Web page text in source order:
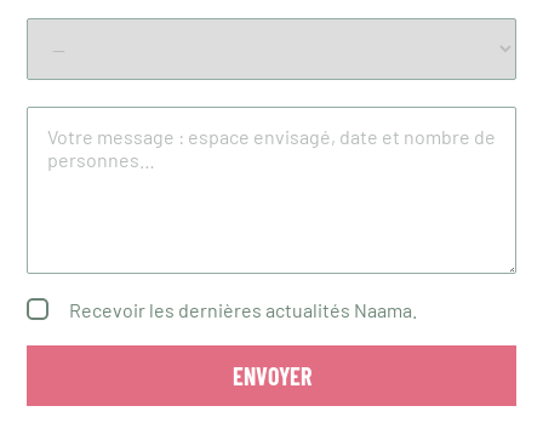
Recevoir les dernières actualités Naama.